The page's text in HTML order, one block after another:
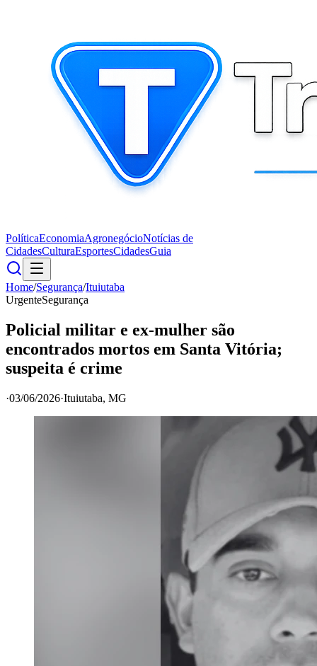
PolíticaEconomiaAgronegócioNotícias de
CidadesCulturaEsportesCidadesGuia
Home/Segurança/Ituiutaba
UrgenteSegurança
Policial militar e ex-mulher são
encontrados mortos em Santa Vitória;
suspeita é crime
·03/06/2026·Ituiutaba, MG